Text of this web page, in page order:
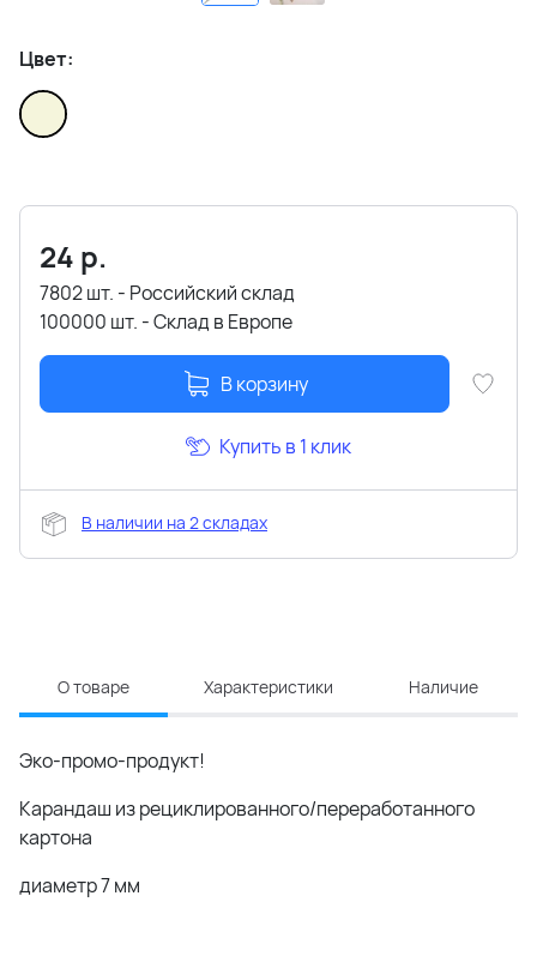
Цвет:
24 р.
7802 шт. - Российский склад
100000 шт. - Склад в Европе
В корзину
Купить в 1 клик
В наличии на 2 складах
О товаре Характеристики Наличие
Эко-промо-продукт!
Карандаш из рециклированного/переработанного
картона
диаметр 7 мм